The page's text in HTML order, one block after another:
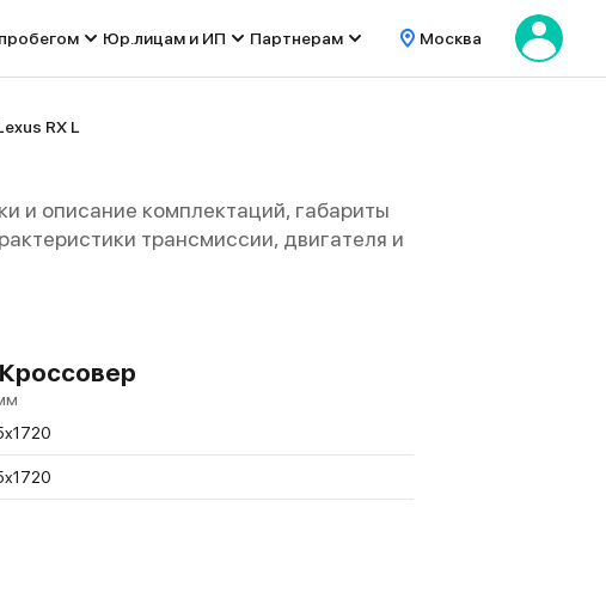
Юр.лицам и ИП Партнерам Москва
RX L
и описание комплектаций, габариты
трансмиссии, двигателя и